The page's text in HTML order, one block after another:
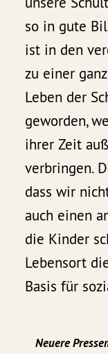
so in gute
ist in den
zu einer
Leben der
geworden,
ihrer Zeit
verbringen.
dass wir
auch einen
die Kinder
Lebensort
Basis für
Neuere